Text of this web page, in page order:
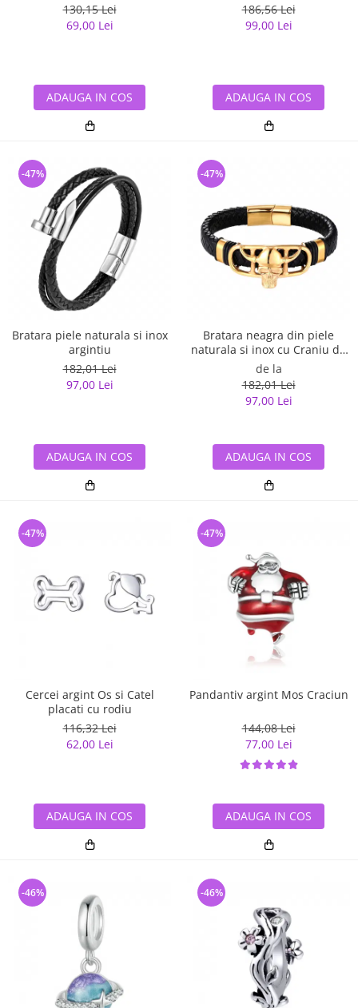
130,15 Lei
69,00 Lei
ADAUGA IN COS
186,56 Lei
99,00 Lei
ADAUGA IN COS
Bratara piele naturala si inox
argintiu
182,01 Lei
97,00 Lei
-47%
ADAUGA IN COS
Bratara neagra din piele
naturala si inox cu Craniu de
Viking
de la
182,01 Lei
97,00 Lei
-47%
ADAUGA IN COS
Cercei argint Os si Catel
placati cu rodiu
116,32 Lei
62,00 Lei
-47%
ADAUGA IN COS
Pandantiv argint Mos Craciun
144,08 Lei
77,00 Lei
-47%
ADAUGA IN COS
-46% -46%